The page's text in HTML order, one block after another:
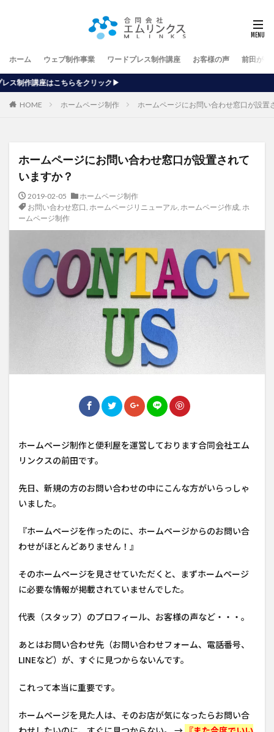
ホーム ウェブ制作事業 ワードプレス制作講座 お客様の声 前田が行
ック▶
HOME ホームページ制作 ホームページにお問い合わせ窓口が設置
ホームページにお問い合わせ窓口が設置されて
いますか？
2019-02-05
ホームページ制作
お問い合わせ窓口, ホームページリニューアル, ホームページ作成, ホ
ームページ制作
ホームページ制作と便利屋を運営しております合同会社エム
リンクスの前田です。
先日、新規の方のお問い合わせの中にこんな方がいらっしゃ
いました。
『ホームページを作ったのに、ホームページからのお問い合
わせがほとんどありません！』
そのホームページを見させていただくと、まずホームページ
に必要な情報が掲載されていませんでした。
代表（スタッフ）のプロフィール、お客様の声など・・・。
あとはお問い合わせ先（お問い合わせフォーム、電話番号、
LINEなど）が、すぐに見つからないんです。
これって本当に重要です。
ホームページを見た人は、そのお店が気になったらお問い合